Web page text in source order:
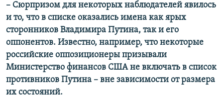
– Сюрпризом для некоторых наблюдателей явилось
и то, что в списке оказались имена как ярых
сторонников Владимира Путина, так и его
оппонентов. Известно, например, что некоторые
российские оппозиционеры призывали
Министерство финансов США не включать в список
противников Путина – вне зависимости от размера
их состояний.